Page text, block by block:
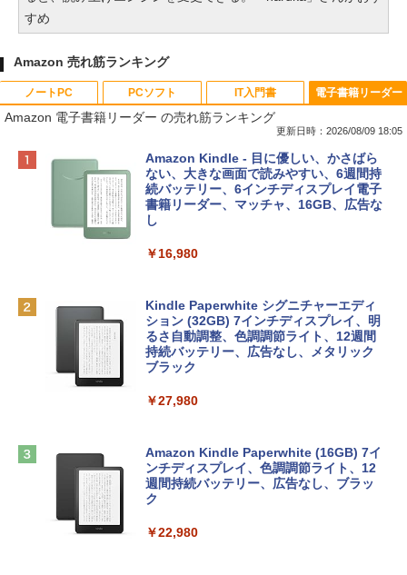
すめ
Amazon 売れ筋ランキング
ノートPC
Apple 2026 MacBook Neo A18 Proチッ
プ搭載13インチノートブック：AIとAppl
e Intelligenceのために設計、Liquid Ret
inaディスプレイ、8GBユニファイドメモ
リ、256GB SSDストレージ、1080p Fac
tomtoc 360°保護 15.6 16インチ パソコ
ンケース Dell NEC Lavie ASUS HP dyna
book Lenovo対応
13インチノートブック：AIとApple Intell
igence、13.6インチLiquid Retinaディ
スプレイ、16GBユニファイドメモリ、1
TB SSDストレージ、12MPセンターフレ
D - ミッドナイト
PCソフト
Robloxギフトカード - 800 Robux 【限
定バーチャルアイテムを含む】 【オンラ
インゲームコード】 ロブロックス | オン
ラインコード版
定バーチャルアイテムを含む】 【オンラ
インゲームコード】 ロブロックス |オン
ラインコード版
￥1,600
インゲームコード】 ロブロックス | オン
ラインコード版
￥3,200
IT入門書
生成AIパスポート公式テキスト 第４版
￥1,766
￥1,292
非エンジニア 初心者 素人 でも安心 使い
めのAIコーディング入門シリーズ
￥99
AIイラスト表現辞典: 思い通りの絵を引き
電子書籍リーダー
Amazon 電子書籍リーダー の売れ筋ランキング
更新日時：2026/08/09 18:05
Amazon Kindle - 目に優しい、かさばら
ない、大きな画面で読みやすい、6週間持
続バッテリー、6インチディスプレイ電子
書籍リーダー、マッチャ、16GB、広告な
し
￥16,980
Kindle Paperwhite シグニチャーエディ
ション (32GB) 7インチディスプレイ、明
るさ自動調整、色調調節ライト、12週間
持続バッテリー、広告なし、メタリック
ブラック
￥27,980
Amazon Kindle Paperwhite (16GB) 7イ
ンチディスプレイ、色調調節ライト、12
週間持続バッテリー、広告なし、ブラッ
ク
￥22,980